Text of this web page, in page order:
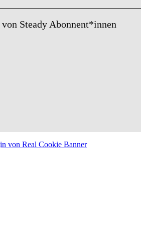
Steady Abonnent*innen
von Real Cookie Banner